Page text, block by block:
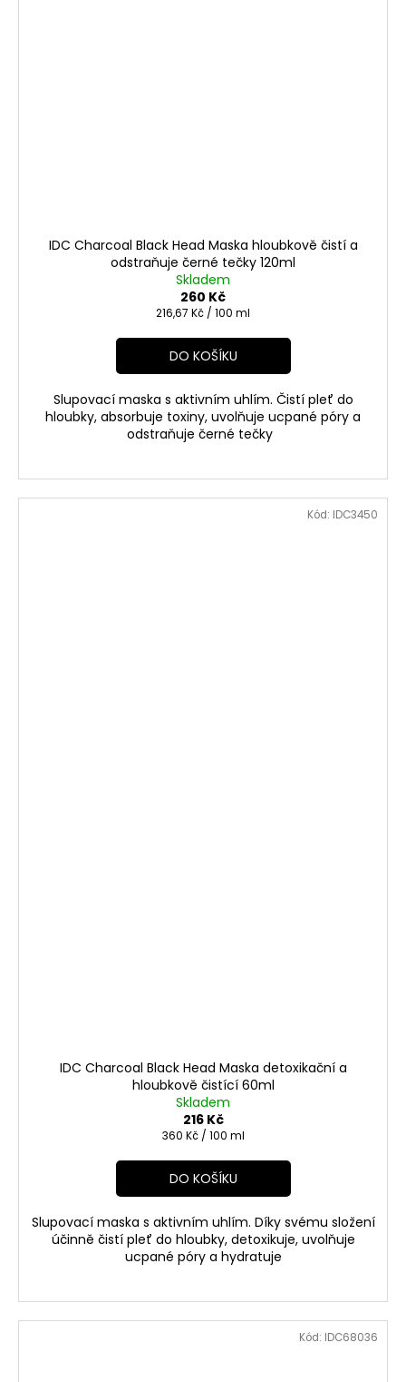
IDC Charcoal Black Head Maska hloubkově čistí a
odstraňuje černé tečky 120ml
Skladem
260 Kč
Měrná
216,67 Kč / 100 ml
DO KOŠÍKU
Slupovací maska s aktivním uhlím. Čistí pleť do
hloubky, absorbuje toxiny, uvolňuje ucpané póry a
odstraňuje černé tečky
IDC Charcoal Black Head Maska detoxikační a
hloubkově čistící 60ml
Skladem
216 Kč
Měrná
360 Kč / 100 ml
DO KOŠÍKU
Slupovací maska s aktivním uhlím. Díky svému složení
účinně čistí pleť do hloubky, detoxikuje, uvolňuje
ucpané póry a hydratuje
Kód: IDC3450
Kód: IDC68036